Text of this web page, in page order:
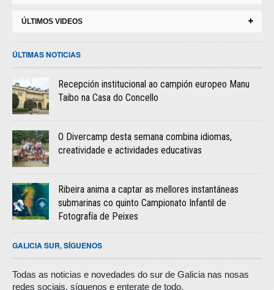
ÚLTIMOS VIDEOS
ÚLTIMAS NOTICIAS
Recepción institucional ao campión europeo Manu
Taibo na Casa do Concello
O Divercamp desta semana combina idiomas,
creatividade e actividades educativas
Ribeira anima a captar as mellores instantáneas
submarinas co quinto Campionato Infantil de
Fotografía de Peixes
GALICIA SUR, SÍGUENOS
Todas as noticias e novedades do sur de Galicia nas nosas
redes sociais, síguenos e enterate de todo.